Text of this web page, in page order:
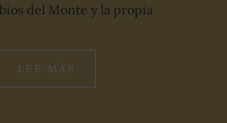
del Monte y la propia
LEE MÁS